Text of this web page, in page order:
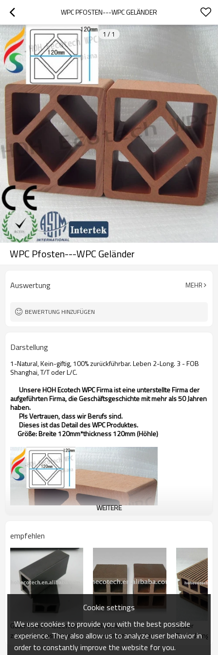
WPC PFOSTEN---WPC GELÄNDER
1 / 1
WPC Pfosten---WPC Geländer
Auswertung MEHR
BEWERTUNG HINZUFÜGEN
Darstellung
1-Natural, Kein-giftig, 100% zurückführbar. Leben 2-Long. 3 - FOB
Shanghai, T/T oder L/C.
Unsere HOH Ecotech WPC Firma ist eine unterstellte Firma der
aufgeführten Firma, die Geschäftsgeschichte mit mehr als 50 Jahren
haben.
Pls Vertrauen, dass wir Berufs sind.
Dieses ist das Detail des WPC Produktes.
Größe: Breite 120mm*thickness 120mm (Höhle)
WEITERE
empfehlen
Guter Preis--Hölzerner
zusammengesetzter
(wpc) Plastikbalken
hölzerner
zusammengesetzter
fechtender Plastikzusatz
Ender
Cookie settings
We use cookies to provide you with the best possible
experience. They also allow us to analyze user behavior in
order to constantly improve the website for you.